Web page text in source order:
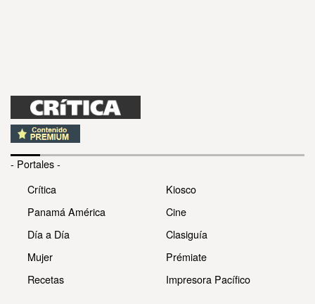
- Portales -
Crítica
Panamá América
Día a Día
Mujer
Recetas
Kiosco
Cine
Clasiguía
Prémiate
Impresora Pacífico